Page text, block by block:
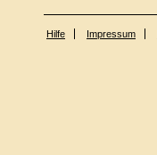
Hilfe Impressum